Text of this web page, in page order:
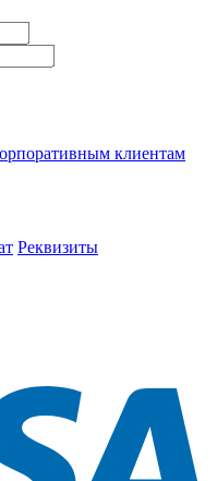
клиентам
Реквизиты